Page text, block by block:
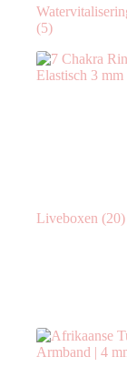
(5)
Liveboxen (20)